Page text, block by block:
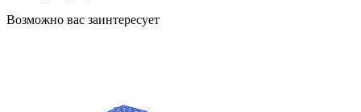
Возможно вас заинтересует